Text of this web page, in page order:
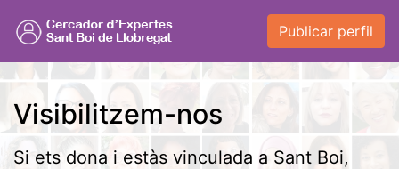
Publicar perfil
Visibilitzem-nos
Si ets dona i estàs vinculada a Sant Boi,